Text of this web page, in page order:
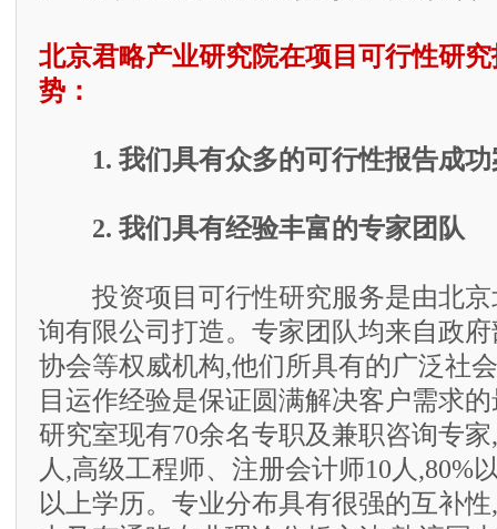
北京君略产业研究院在项目可行性研
势：
1. 我们具有众多的可行性报告成功
2. 我们具有经验丰富的专家团队
投资项目可行性研究服务是由北京
询有限公司打造。专家团队均来自政
协会等权威机构,他们所具有的广泛社
目运作经验是保证圆满解决客户需求
研究室现有70余名专职及兼职咨询专
人,高级工程师、注册会计师10人,80%
以上学历。专业分布具有很强的互补